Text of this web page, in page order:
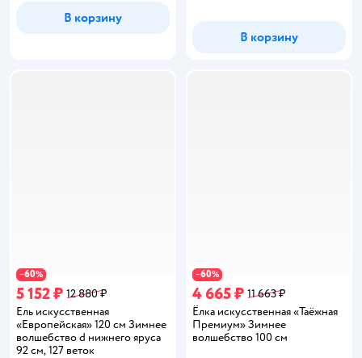
В корзину
В корзину
−60%
5 152 ₽ 12 880 ₽
Ель искусственная
«Европейская» 120 см Зимнее
волшебство d нижнего яруса
92 см, 127 веток
−60%
4 665 ₽ 11 663 ₽
Ёлка искусственная «Таёжная
Премиум» Зимнее
волшебство 100 см